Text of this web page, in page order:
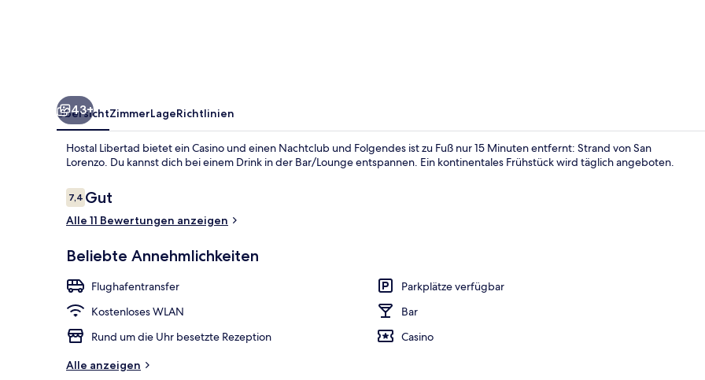
1 Schlafzimmer, Zimmersafe, Schreibtisch, Verdunkelungsvorhänge
43+
ÜbersichtZimmerLageRichtlinien
Hostal Libertad bietet ein Casino und einen Nachtclub und Folgendes ist zu Fuß nur 15 Minuten entfernt: Strand von San
Lorenzo. Du kannst dich bei einem Drink in der Bar/Lounge entspannen. Ein kontinentales Frühstück wird täglich angeboten.
Bewertungen
7,47,4 von 10.
Gut
Alle 11 Bewertungen anzeigen
Beliebte Annehmlichkeiten
Flughafentransfer
Parkplätze verfügbar
Kostenloses WLAN
Bar
Rund um die Uhr besetzte Rezeption
Casino
Alle anzeigen